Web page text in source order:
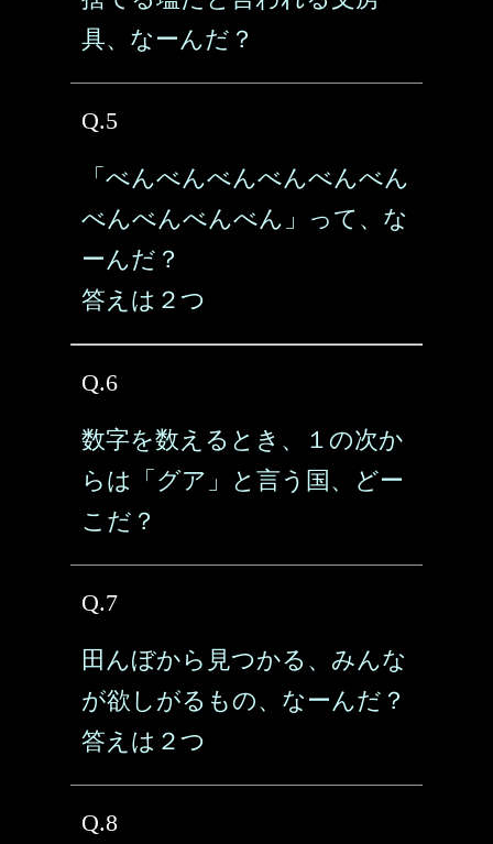
具、なーんだ？
Q.5
「べんべんべんべんべんべん
べんべんべんべん」って、な
ーんだ？
答えは２つ
Q.6
数字を数えるとき、１の次か
らは「グア」と言う国、どー
こだ？
Q.7
田んぼから見つかる、みんな
が欲しがるもの、なーんだ？
答えは２つ
Q.8